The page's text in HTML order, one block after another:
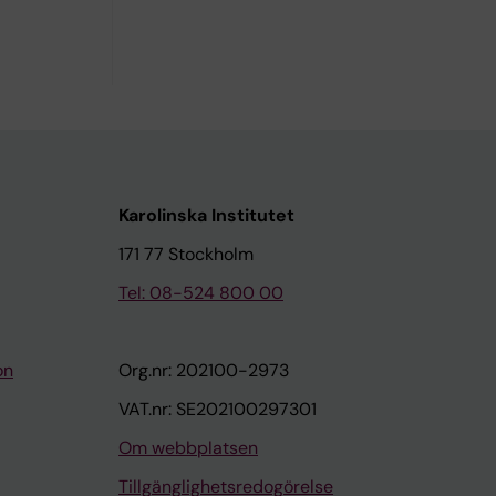
Karolinska Institutet
171 77 Stockholm
Tel: 08-524 800 00
Org.nr: 202100-2973
VAT.nr: SE202100297301
Om webbplatsen
Tillgänglighetsredogörelse